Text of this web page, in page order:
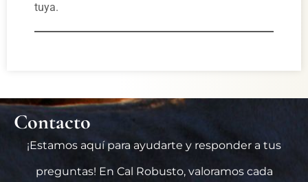
tuya.
Contacto
¡Estamos aquí para ayudarte y responder a tus
preguntas! En Cal Robusto, valoramos cada